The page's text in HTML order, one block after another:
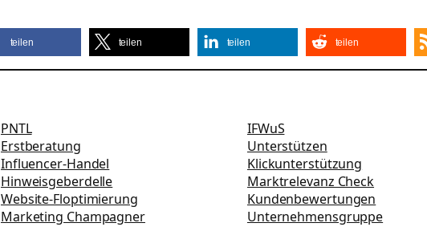
teilen teilen teilen teilen
PNTL
Erstberatung
Influencer-Handel
Hinweisgeberdelle
Website-Floptimierung
Marketing Champagner
IFWuS
Unterstützen
Klickunterstützung
Marktrelevanz Check
Kundenbewertungen
Unternehmensgruppe